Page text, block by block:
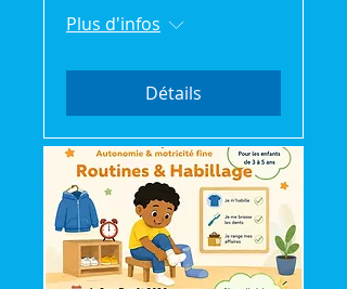
Plus d'infos
Détails